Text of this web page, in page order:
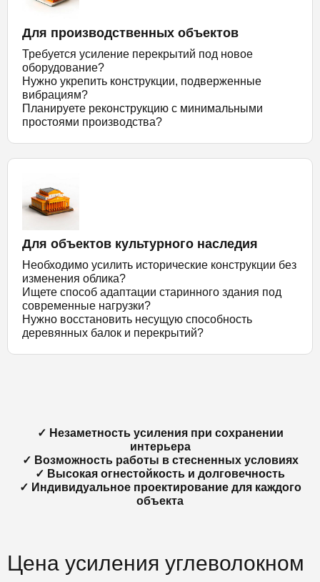
Для производственных объектов
Требуется усиление перекрытий под новое
оборудование?
Нужно укрепить конструкции, подверженные
вибрациям?
Планируете реконструкцию с минимальными
простоями производства?
Для объектов культурного наследия
Необходимо усилить исторические конструкции без
изменения облика?
Ищете способ адаптации старинного здания под
современные нагрузки?
Нужно восстановить несущую способность
деревянных балок и перекрытий?
✓ Незаметность усиления при сохранении
интерьера
✓ Возможность работы в стесненных условиях
✓ Высокая огнестойкость и долговечность
✓ Индивидуальное проектирование для каждого
объекта
Цена усиления углеволокном